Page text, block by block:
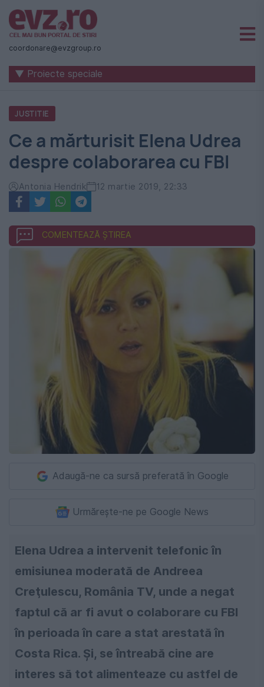
Știri
naționale
internaționale
România
-
Evenimentul
Zilei
coordonare@evzgroup.ro
▼ Proiecte speciale
JUSTITIE
Ce a mărturisit Elena Udrea
despre colaborarea cu FBI
Antonia Hendrik 12 martie 2019, 22:33
COMENTEAZĂ ȘTIREA
Adaugă-ne ca sursă preferată în Google
Urmărește-ne pe Google News
Elena Udrea a intervenit telefonic în
emisiunea moderată de Andreea
Creţulescu, România TV, unde a negat
faptul că ar fi avut o colaborare cu FBI
în perioada în care a stat arestată în
Costa Rica. Şi, se întreabă cine are
interes să tot alimenteaze cu astfel de